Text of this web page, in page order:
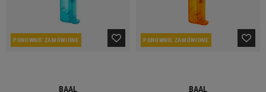
PONOWNIE ZAMÓWIONE
BAAL
PONOWNIE ZAMÓWIONE
BAAL